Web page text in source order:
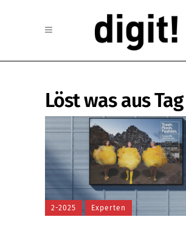
Löst was aus Tag
2-2025 Experten